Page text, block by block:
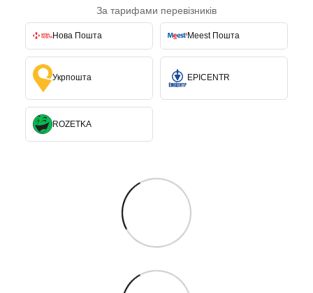
За тарифами перевізників
Нова Пошта Meest Пошта
Укрпошта EPICENTR
ROZETKA